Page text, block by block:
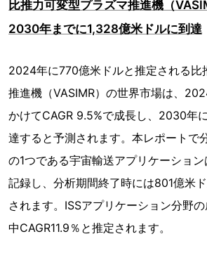
比推力可変型プラズマ推進機（
2030年までに1,328億米ドルに到達
2024年に770億米ドルと推定される比
推進機（VASIMR）の世界市場は、
かけてCAGR 9.5%で成長し、2030年
達すると予測されます。本レポートで
の1つである宇宙輸送アプリケーショ
記録し、分析期間終了時には801億米
されます。ISSアプリケーション分野
中CAGR11.9％と推定されます。